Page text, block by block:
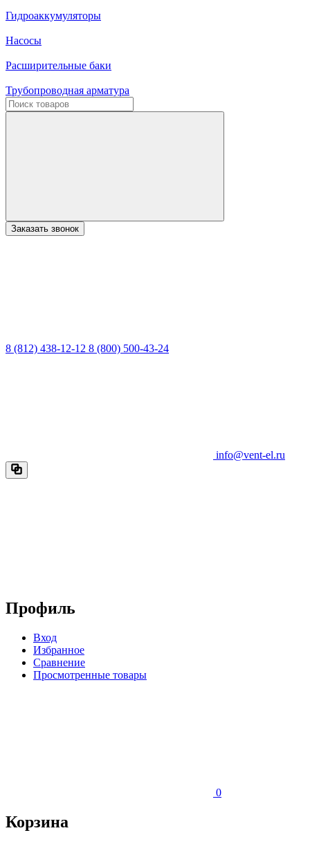
Гидроаккумуляторы
Насосы
Расширительные баки
Трубопроводная арматура
Заказать звонок
8 (812) 438-12-12 8 (800) 500-43-24
info@vent-el.ru
Профиль
Вход
Избранное
Сравнение
Просмотренные товары
0
Корзина